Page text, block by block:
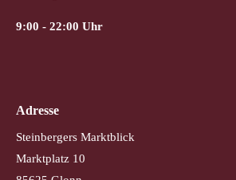
9:00 - 22:00 Uhr
Adresse
Steinbergers Marktblick
Marktplatz 10